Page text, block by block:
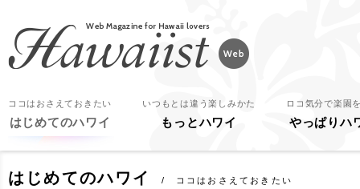
ココはおさえておきたい
はじめてのハワイ
いつもとは違う楽しみかた
もっとハワイ
ロコ気分で楽園
やっぱりハ
はじめてのハワイ ココはおさえておきたい